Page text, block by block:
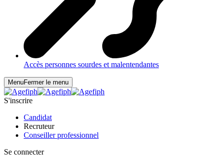
Accès personnes sourdes et malentendantes
MenuFermer le menu
S'inscrire
Candidat
Recruteur
Conseiller professionnel
Se connecter